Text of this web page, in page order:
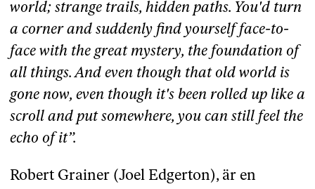
Språk:Engelska
Speltid: 1 h 42 min
Åldersgräns:Från 11 år
Se om du:
gillar lågmälda filmer som rör dig
till tårar
dig till tårar
world; strange trails, hidden paths. You'd turn
a corner and suddenly find yourself face-to-
face with the great mystery, the foundation of
all things. And even though that old world is
gone now, even though it's been rolled up like a
scroll and put somewhere, you can still feel the
echo of it”.
Robert Grainer (Joel Edgerton), är en